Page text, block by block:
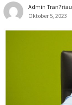
Admin Tran7riau
Oktober 5, 2023